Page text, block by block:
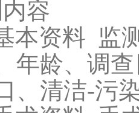
容
本资料 监
年龄、调
、清洁-污